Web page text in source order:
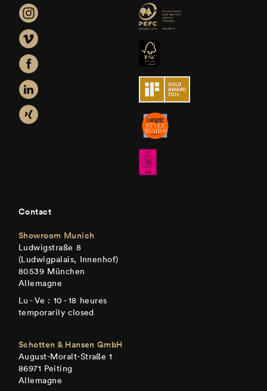
Contact
Showroom Munich
Ludwigstraße 8
(Ludwigpalais, Innenhof)
80539 München
Allemagne
Lu - Ve : 10 - 18 heures
temporarily closed
Schotten & Hansen GmbH
August-Moralt-Straße 1
86971 Peiting
Allemagne